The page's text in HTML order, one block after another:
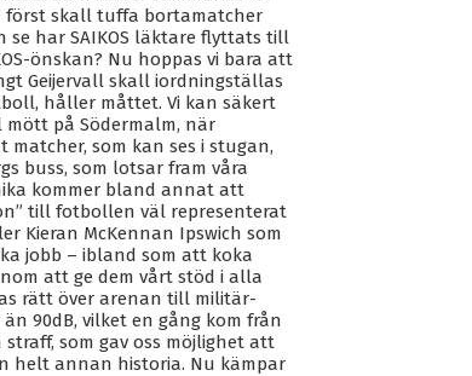
först skall tuffa bortamatcher
se har SAIKOS läktare flyttats till
önskan? Nu hoppas vi bara att
Geijervall skall iordningställas
håller måttet. Vi kan säkert
mött på Södermalm, när
matcher, som kan ses i stugan,
buss, som lotsar fram våra
kommer bland annat att
till fotbollen väl representerat
Kieran McKennan Ipswich som
jobb – ibland som att koka
att ge dem vårt stöd i alla
rätt över arenan till militär-
90dB, vilket en gång kom från
som gav oss möjlighet att
helt annan historia. Nu kämpar